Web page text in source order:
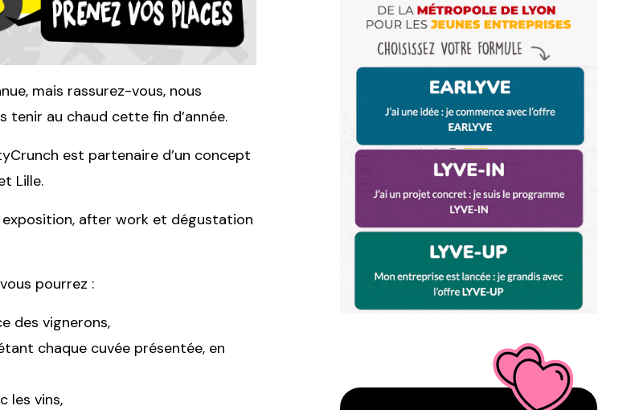
mais rassurez-vous, nous
tenir au chaud cette fin d’année.
est partenaire d’un concept
Lille.
after work et dégustation
pourrez :
des vignerons,
chaque cuvée présentée, en
les vins,